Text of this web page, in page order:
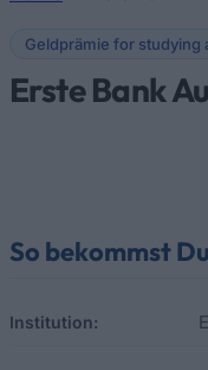
Geldprämie for studying
Erste Bank
So bekommst
Institution: